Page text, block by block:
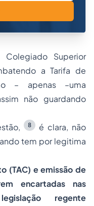
Superior
a Tarifa de
– apenas –uma
não guardando
8
é clara, não
tem por legitima
(TAC) e emissão de
encartadas nas
regente